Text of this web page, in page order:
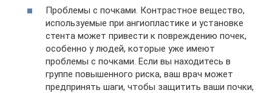
Проблемы с почками. Контрастное вещество,
используемые при ангиопластике и установке
стента может привести к повреждению почек,
особенно у людей, которые уже имеют
проблемы с почками. Если вы находитесь в
группе повышенного риска, ваш врач может
предпринять шаги, чтобы защитить ваши почки,